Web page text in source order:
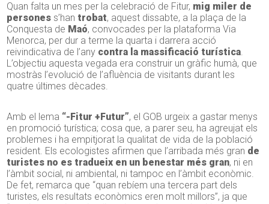
Quan falta un mes per la celebració de Fitur, mig miler de
persones s’han trobat, aquest dissabte, a la plaça de la
Conquesta de Maó, convocades per la plataforma Via
Menorca, per dur a terme la quarta i darrera acció
reivindicativa de l’any contra la massificació turística.
L’objectiu aquesta vegada era construir un gràfic humà, que
mostràs l’evolució de l’afluència de visitants durant les
quatre últimes dècades.
Amb el lema “-Fitur +Futur”, el GOB urgeix a gastar menys
en promoció turística; cosa que, a parer seu, ha agreujat els
problemes i ha empitjorat la qualitat de vida de la població
resident. Els ecologistes afirmen que l’arribada més gran de
turistes no es tradueix en un benestar més gran, ni en
l’àmbit social, ni ambiental, ni tampoc en l’àmbit econòmic.
De fet, remarca que “quan rebíem una tercera part dels
turistes, els resultats econòmics eren molt millors”, ja que